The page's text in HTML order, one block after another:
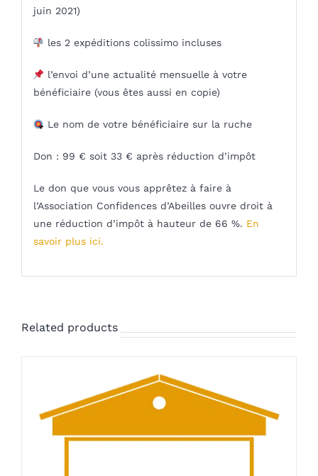
juin 2021)
les 2 expéditions colissimo incluses
l’envoi d’une actualité mensuelle à votre
bénéficiaire (vous êtes aussi en copie)
Le nom de votre bénéficiaire sur la ruche
Don : 99 € soit 33 € après réduction d’impôt
Le don que vous vous apprêtez à faire à
l’Association Confidences d’Abeilles ouvre droit à
une réduction d’impôt à hauteur de 66 %. En
savoir plus ici.
Related products